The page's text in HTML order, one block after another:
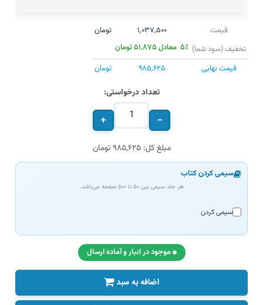
قیمت ۱,۰۳۷,۵۰۰
تومان
تخفیف (سود شما) ۵٪ معادل ۵۱,۸۷۵تومان
قیمت نهایی
۹۸۵,۶۲۵ تومان
تعداد درخواستی:
−
+
مبلغ کل: ۹۸۵,۶۲۵ تومان
سیمی کردن کتاب
هر جلد سیمی بین ۵۰ تا ۵۰۰ صفحه می‌باشد.
سیمی کردن
موجود در انبار و آماده ارسال
اضافه به سبد